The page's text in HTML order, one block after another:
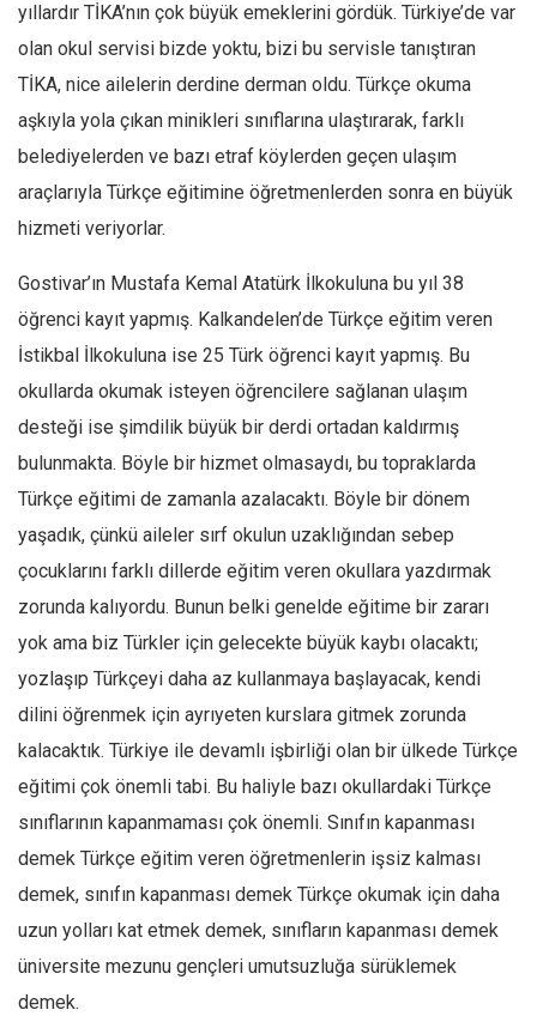
yıllardır TİKA’nın çok büyük emeklerini gördük. Türkiye’de var
olan okul servisi bizde yoktu, bizi bu servisle tanıştıran
TİKA, nice ailelerin derdine derman oldu. Türkçe okuma
aşkıyla yola çıkan minikleri sınıflarına ulaştırarak, farklı
belediyelerden ve bazı etraf köylerden geçen ulaşım
araçlarıyla Türkçe eğitimine öğretmenlerden sonra en büyük
hizmeti veriyorlar.
Gostivar’ın Mustafa Kemal Atatürk İlkokuluna bu yıl 38
öğrenci kayıt yapmış. Kalkandelen’de Türkçe eğitim veren
İstikbal İlkokuluna ise 25 Türk öğrenci kayıt yapmış. Bu
okullarda okumak isteyen öğrencilere sağlanan ulaşım
desteği ise şimdilik büyük bir derdi ortadan kaldırmış
bulunmakta. Böyle bir hizmet olmasaydı, bu topraklarda
Türkçe eğitimi de zamanla azalacaktı. Böyle bir dönem
yaşadık, çünkü aileler sırf okulun uzaklığından sebep
çocuklarını farklı dillerde eğitim veren okullara yazdırmak
zorunda kalıyordu. Bunun belki genelde eğitime bir zararı
yok ama biz Türkler için gelecekte büyük kaybı olacaktı;
yozlaşıp Türkçeyi daha az kullanmaya başlayacak, kendi
dilini öğrenmek için ayrıyeten kurslara gitmek zorunda
kalacaktık. Türkiye ile devamlı işbirliği olan bir ülkede Türkçe
eğitimi çok önemli tabi. Bu haliyle bazı okullardaki Türkçe
sınıflarının kapanmaması çok önemli. Sınıfın kapanması
demek Türkçe eğitim veren öğretmenlerin işsiz kalması
demek, sınıfın kapanması demek Türkçe okumak için daha
uzun yolları kat etmek demek, sınıfların kapanması demek
üniversite mezunu gençleri umutsuzluğa sürüklemek
demek.